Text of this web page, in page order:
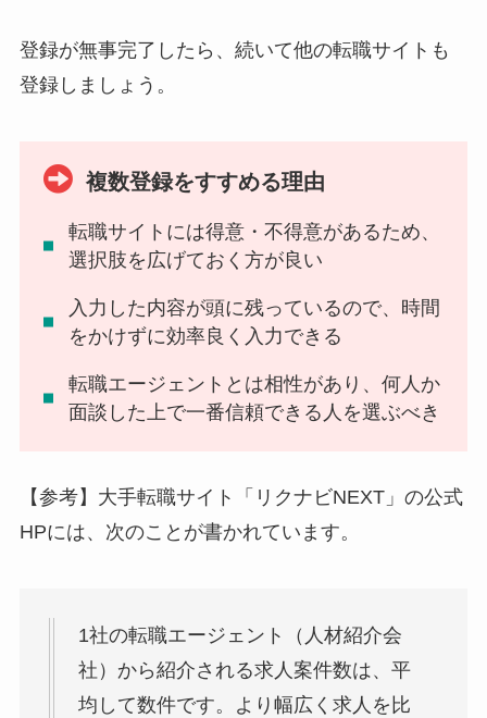
登録が無事完了したら、続いて他の転職サイトも
登録しましょう。
複数登録をすすめる理由
転職サイトには得意・不得意があるため、
選択肢を広げておく方が良い
入力した内容が頭に残っているので、 時間
をかけずに効率良く入力できる
転職エージェントとは相性があり、 何人か
面談した上で一番信頼できる人を選ぶべき
【参考】大手転職サイト「リクナビNEXT」の公式
HPには、次のことが書かれています。
1社の転職エージェント（人材紹介会
社）から紹介される求人案件数は、平
均して数件です。より幅広く求人を比